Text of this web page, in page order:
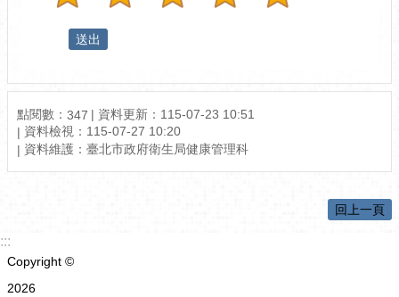
點閱數： 347
資料更新：115-07-23 10:51
資料檢視：115-07-27 10:20
資料維護：臺北市政府衛生局健康管理科
回上一頁
:::
Copyright ©
2026